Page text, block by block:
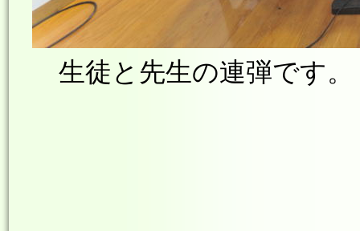
生徒と先生の連弾です。